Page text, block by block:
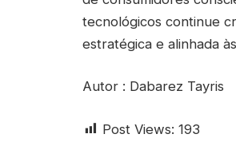
tecnológicos continue
estratégica e alinhada
Autor : Dabarez Tayris
Post Views: 193